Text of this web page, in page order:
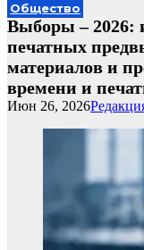
Общество
Выборы – 2026:
печатных
материалов и
времени и
Июн 26, 2026